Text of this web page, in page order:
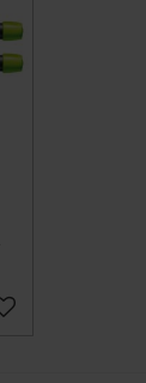
Lägg till i favoriter